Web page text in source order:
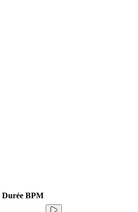
Durée BPM